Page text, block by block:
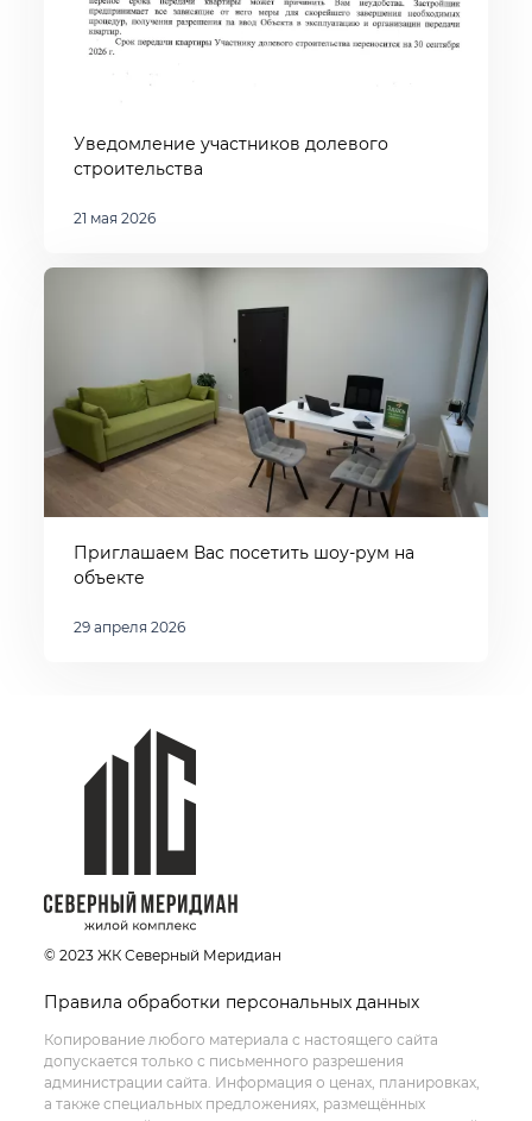
Уведомление участников долевого
строительства
21 мая 2026
Приглашаем Вас посетить шоу-рум на
объекте
29 апреля 2026
© 2023 ЖК Северный Меридиан
Правила обработки персональных данных
Копирование любого материала с настоящего сайта
допускается только с письменного разрешения
администрации сайта. Информация о ценах, планировках,
а также специальных предложениях, размещённых